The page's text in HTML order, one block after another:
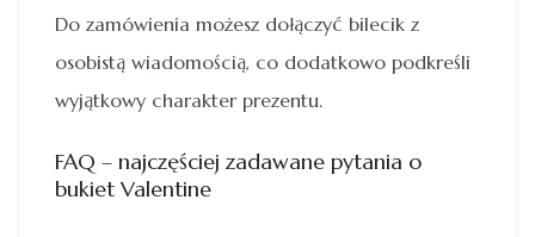
Do zamówienia możesz dołączyć bilecik z
osobistą wiadomością, co dodatkowo podkreśli
wyjątkowy charakter prezentu.
FAQ – najczęściej zadawane pytania o
bukiet Valentine